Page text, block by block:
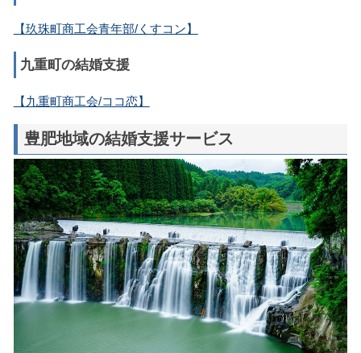
【玖珠町商工会青年部/くすコン】
九重町の結婚支援
【九重町商工会/ココ恋】
豊肥地域の結婚支援サービス